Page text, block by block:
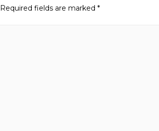
Required fields are marked*